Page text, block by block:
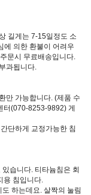
길게는 7-15일정도 소
에 의한 환불이 어려우
문시 무료배송입니다.
과됩니다.
만 가능합니다. (제품 수
터(070-8253-9892) 게
단하게 교정가능한 침
습니다. 티타늄침은 회
용 침입니다.
하는데요. 살짝의 눌림